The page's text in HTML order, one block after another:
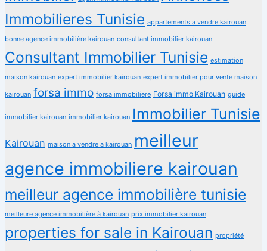
Immobilieres Tunisie appartements a vendre kairouan
bonne agence immobilière kairouan consultant immobilier kairouan
Consultant Immobilier Tunisie estimation
maison kairouan expert immobilier kairouan expert immobilier pour vente maison
kairouan forsa immo forsa immobiliere Forsa immo Kairouan guide
immobilier kairouan immobilier kairouan Immobilier Tunisie
Kairouan maison a vendre a kairouan meilleur
agence immobiliere kairouan
meilleur agence immobilière tunisie
meilleure agence immobilière à kairouan prix immobilier kairouan
properties for sale in Kairouan propriété